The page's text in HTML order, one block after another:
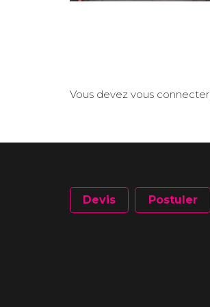
Vous devez vous connecter
Devis Postuler